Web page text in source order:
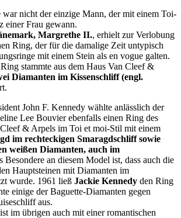
war nicht der einzige Mann, der mit einem Toi-
einer Frau gewann.
Margrethe II., erhielt zur Verlobung
Ring, der für die damalige Zeit untypisch
mit einem Stein als en vogue galten.
stammte aus dem Haus Van Cleef &
Diamanten im Kissenschliff (engl.
John F. Kennedy wählte anlässlich der
Lee Bouvier ebenfalls einen Ring des
& Arpels im Toi et moi-Stil mit einem
im rechteckigen Smaragdschliff sowie
weißen Diamanten, auch im
Besondere an diesem Model ist, dass auch die
Hauptsteinen mit Diamanten im
wurde. 1961 ließ Jackie Kennedy den Ring
einige der Baguette-Diamanten gegen
aus.
im übrigen auch mit einer romantischen